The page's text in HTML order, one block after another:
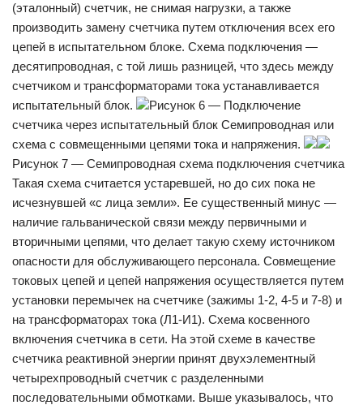
(эталонный) счетчик, не снимая нагрузки, а также
производить замену счетчика путем отключения всех его
цепей в испытательном блоке. Схема подключения —
десятипроводная, с той лишь разницей, что здесь между
счетчиком и трансформаторами тока устанавливается
испытательный блок.
Рисунок 6 — Подключение
счетчика через испытательный блок Семипроводная или
схема с совмещенными цепями тока и напряжения.
Рисунок 7 — Семипроводная схема подключения счетчика
Такая схема считается устаревшей, но до сих пока не
исчезнувшей «с лица земли». Ее существенный минус —
наличие гальванической связи между первичными и
вторичными цепями, что делает такую схему источником
опасности для обслуживающего персонала. Совмещение
токовых цепей и цепей напряжения осуществляется путем
установки перемычек на счетчике (зажимы 1-2, 4-5 и 7-8) и
на трансформаторах тока (Л1-И1). Схема косвенного
включения счетчика в сети. На этой схеме в качестве
счетчика реактивной энергии принят двухэлементный
четырехпроводный счетчик с разделенными
последовательными обмотками. Выше указывалось, что